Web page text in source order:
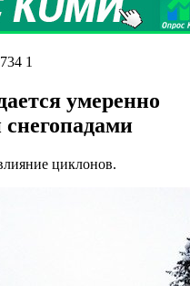
1
умеренно
циклонов.